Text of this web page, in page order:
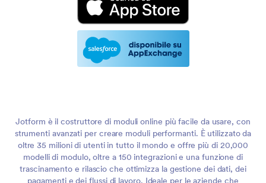
Jotform è il costruttore di moduli online più facile da usare, con
strumenti avanzati per creare moduli performanti. È utilizzato da
oltre 35 milioni di utenti in tutto il mondo e offre più di 20,000
modelli di modulo, oltre a 150 integrazioni e una funzione di
trascinamento e rilascio che ottimizza la gestione dei dati, dei
pagamenti e dei flussi di lavoro. Ideale per le aziende che